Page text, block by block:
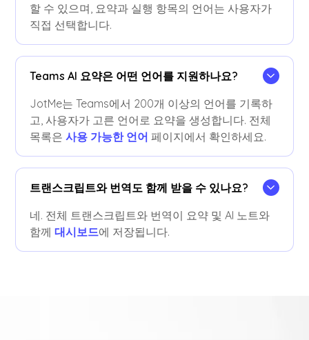
할 수 있으며, 요약과 실행 항목의 언어는 사용자가
직접 선택합니다.
Teams AI 요약은 어떤 언어를 지원하나요?
JotMe는 Teams에서 200개 이상의 언어를 기록하
고, 사용자가 고른 언어로 요약을 생성합니다. 전체
목록은사용 가능한 언어 페이지에서 확인하세요.
트랜스크립트와 번역도 함께 받을 수 있나요?
네. 전체 트랜스크립트와 번역이 요약 및 AI 노트와
함께대시보드에 저장됩니다.